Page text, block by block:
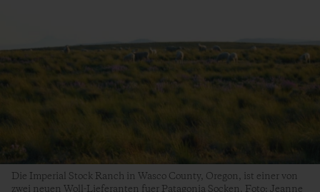
Die Imperial Stock Ranch in Wasco County, Oregon, ist einer von
zwei neuen Woll-Lieferanten fuer Patagonia Socken. Foto: Jeanne